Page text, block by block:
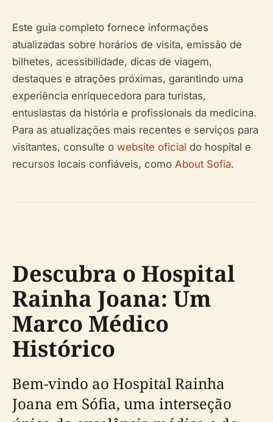
Este guia completo fornece informações
atualizadas sobre horários de visita, emissão de
bilhetes, acessibilidade, dicas de viagem,
destaques e atrações próximas, garantindo uma
experiência enriquecedora para turistas,
entusiastas da história e profissionais da medicina.
Para as atualizações mais recentes e serviços para
visitantes, consulte o website oficial do hospital e
recursos locais confiáveis, como About Sofia.
Descubra o Hospital
Rainha Joana: Um
Marco Médico
Histórico
Bem-vindo ao Hospital Rainha
Joana em Sófia, uma interseção